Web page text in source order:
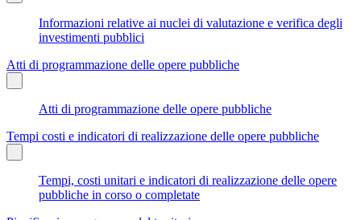
Informazioni relative ai nuclei di valutazione e verifica degli
investimenti pubblici
Atti di programmazione delle opere pubbliche
Atti di programmazione delle opere pubbliche
Tempi costi e indicatori di realizzazione delle opere pubbliche
Tempi, costi unitari e indicatori di realizzazione delle opere
pubbliche in corso o completate